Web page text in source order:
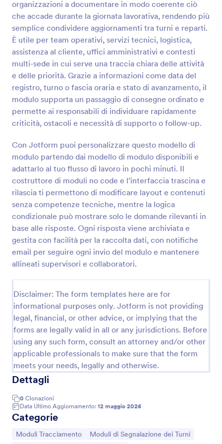
organizzazioni a documentare in modo coerente ciò
che accade durante la giornata lavorativa, rendendo più
semplice condividere aggiornamenti tra turni e reparti.
È utile per team operativi, servizi tecnici, logistica,
assistenza al cliente, uffici amministrativi e contesti
multi-sede in cui serve una traccia chiara delle attività
e delle priorità. Grazie a informazioni come data del
registro, turno o fascia oraria e stato di avanzamento, il
modulo supporta un passaggio di consegne ordinato e
permette ai responsabili di individuare rapidamente
criticità, ostacoli e necessità di supporto o follow-up.
Con Jotform puoi personalizzare questo modello di
modulo partendo dai modello di modulo disponibili e
adattarlo al tuo flusso di lavoro in pochi minuti. Il
costruttore di moduli no code e l’interfaccia trascina e
rilascia ti permettono di modificare layout e contenuti
senza competenze tecniche, mentre la logica
condizionale può mostrare solo le domande rilevanti in
base alle risposte. Ogni risposta viene archiviata e
gestita con facilità per la raccolta dati, con notifiche
email per seguire ogni invio del modulo e mantenere
allineati supervisori e collaboratori.
Disclaimer: The form templates here are for
informational purposes only. Jotform is not providing
legal, financial, or other advice, or implying that the
forms are legally valid in all or any jurisdictions. Before
using any such form, consult an attorney and/or other
applicable professionals to make sure that the form
meets your needs, legally and otherwise.
Dettagli
0 Clonazioni
Data Ultimo Aggiornamento: 12 maggio 2026
Categorie
Vai alla Categoria:
Moduli Tracciamento Vai alla Categoria:
Moduli di Segnalazione dei Turni
Anteprima
Modulo Di Rapporto Turno Giornaliero
Raccogli e archivia i rapporti di fine turno con il
Modulo per Rapporto Turno Giornaliero, utile per
monitorare attività, criticità e passaggi di consegne
con Jotform.
Go to Category:
Moduli di Segnalazione dei Turni
Usa Template
Anteprima